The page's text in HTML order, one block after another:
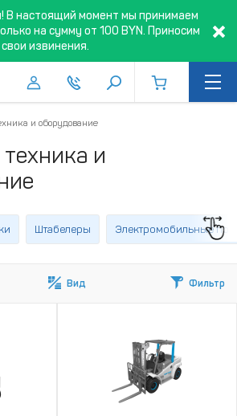
В настоящий момент мы принимаем
на сумму от 100 BYN. Приносим
свои извинения.
и оборудование
и
Штабелеры Электромобильные
Вид Фильтр